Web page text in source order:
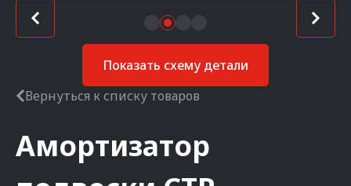
Показать схему детали
Вернуться к списку товаров
Амортизатор